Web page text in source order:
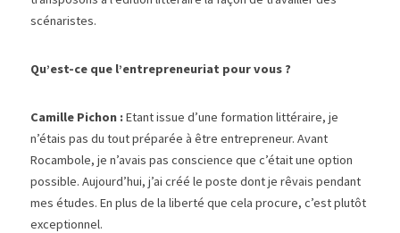
scénaristes.
Qu’est-ce que l’entrepreneuriat pour vous ?
Camille Pichon : Etant issue d’une formation littéraire, je
n’étais pas du tout préparée à être entrepreneur. Avant
Rocambole, je n’avais pas conscience que c’était une option
possible. Aujourd’hui, j’ai créé le poste dont je rêvais pendant
mes études. En plus de la liberté que cela procure, c’est plutôt
exceptionnel.